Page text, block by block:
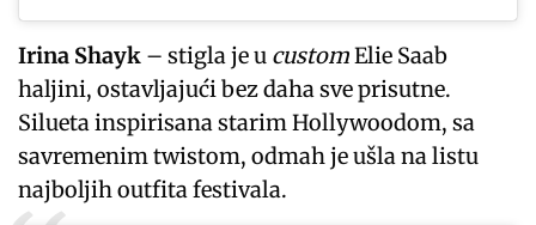
Irina Shayk – stigla je u customElie Saab
haljini, ostavljajući bez daha sve prisutne.
Silueta inspirisana starim Hollywoodom, sa
savremenim twistom, odmah je ušla na listu
najboljih outfita festivala.